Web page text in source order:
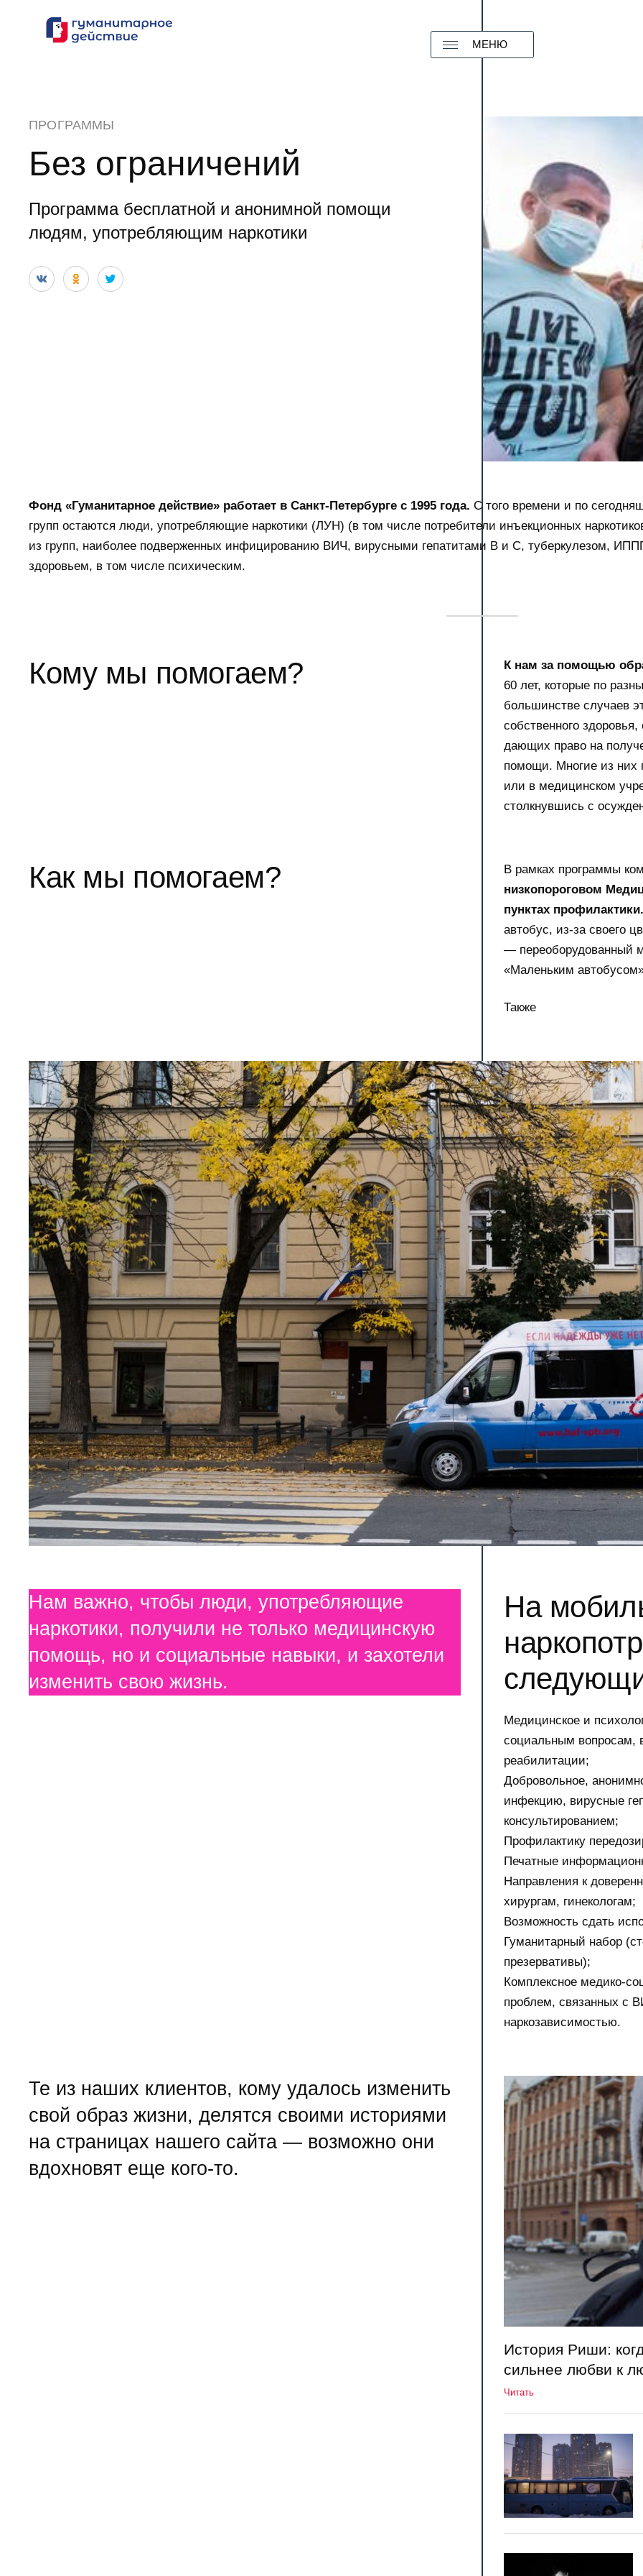
МЕНЮ
ПРОГРАММЫ
Без ограничений
Программа бесплатной и анонимной помощи
людям, употребляющим наркотики
Фонд «Гуманитарное действие» работает в Санкт-Петербурге с 1995 года. С того времени и по
групп остаются люди, употребляющие наркотики (ЛУН) (в том числе потребители инъекционных
из групп, наиболее подверженных инфицированию ВИЧ, вирусными гепатитами В и С, туберкулезом,
здоровьем, в том числе психическим.
Кому мы помогаем?
К нам за помощью
60 лет, которые по
большинстве случаев
собственного
дающих право на
помощи. Многие из них
или в медицинском
столкнувшись с
Как мы помогаем?
В рамках программы
низкопороговом
пунктах профилактики.
автобус, из-за своего
— переоборудованный
«Маленьким
Также
Нам важно, чтобы люди, употребляющие
наркотики, получили не только медицинскую
помощь, но и социальные навыки, и захотели
изменить свою жизнь.
На
Медицинское и
социальным вопросам,
реабилитации;
Добровольное,
инфекцию, вирусные
консультированием;
Профилактику
Печатные
Направления к
хирургам, гинекологам;
Возможность сдать
Гуманитарный набор
презервативы);
Комплексное медико-
проблем, связанных с
наркозависимостью.
Те из наших клиентов, кому удалось изменить
свой образ жизни, делятся своими историями
на страницах нашего сайта — возможно они
вдохновят еще кого-то.
История Риши:
сильнее любви к
Читать